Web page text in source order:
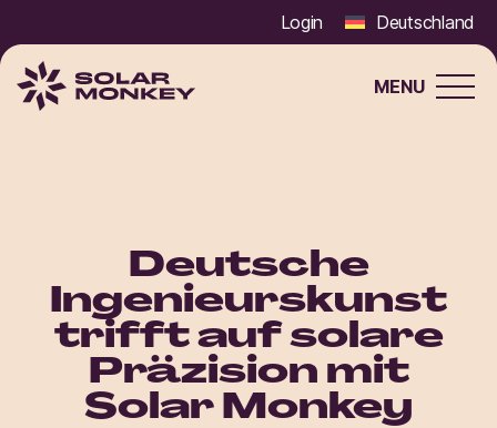
Login Deutschland
Solar
MENU
Deutsche
Ingenieurskunst
trifft auf solare
Präzision mit
Solar Monkey